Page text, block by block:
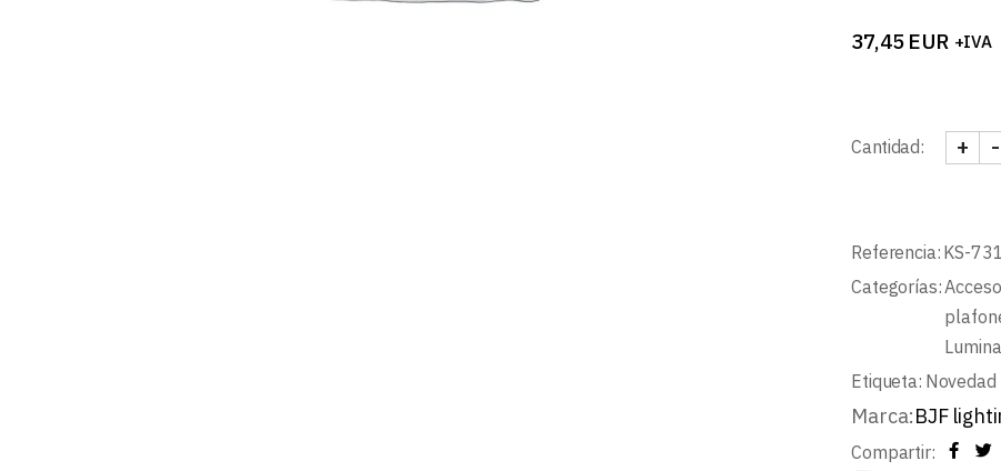
37,45 EUR +IVA
Cantidad: KIT -
+
Referencia: KS-
Categorías:
Etiqueta: Novedad
Marca:BJF
Compartir: